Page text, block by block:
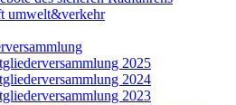
umwelt&verkehr
2025
2024
2023